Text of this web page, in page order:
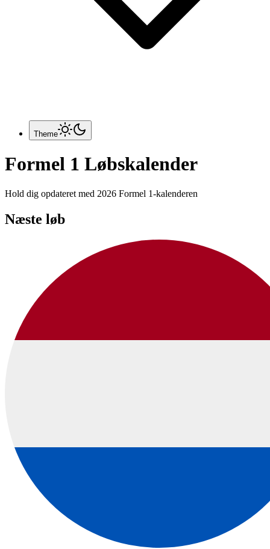
Theme
Formel 1 Løbskalender
Hold dig opdateret med 2026 Formel 1-kalenderen
Næste løb